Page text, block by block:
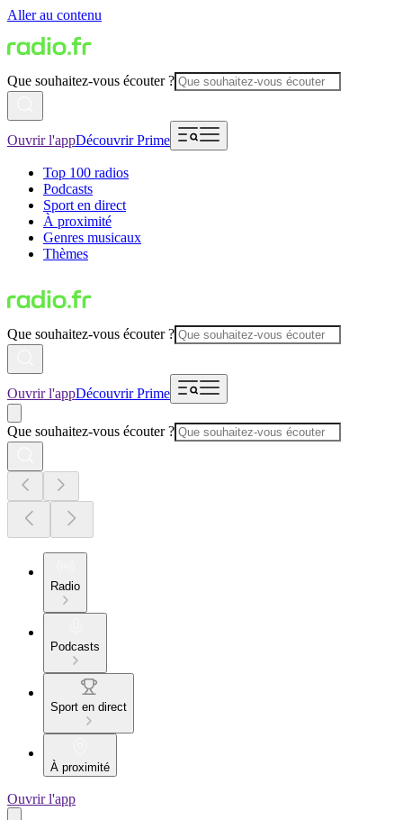
Aller au contenu
Que souhaitez-vous écouter ?
Ouvrir l'appDécouvrir Prime
Top 100 radios
Podcasts
Sport en direct
À proximité
Genres musicaux
Thèmes
Que souhaitez-vous écouter ?
Ouvrir l'appDécouvrir Prime
Que souhaitez-vous écouter ?
Radio
Podcasts
Sport en direct
À proximité
Ouvrir l'app